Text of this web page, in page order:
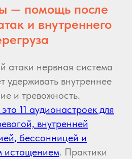
— помощь после
и внутреннего
атаки нервная система
удерживать внутреннее
и тревожность.
11 аудионастроек для
внутренней
бессонницей и
истощением. Практики